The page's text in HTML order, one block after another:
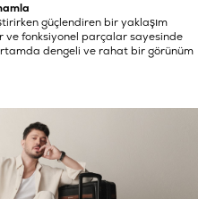
güçlendiren bir yaklaşım
ve fonksiyonel parçalar sayesinde
dengeli ve rahat bir görünüm